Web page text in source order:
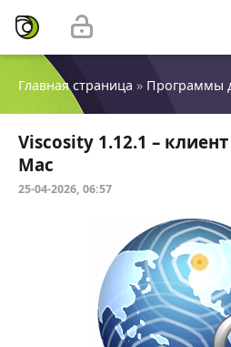
Главная страница » Программы
Viscosity 1.12.1 –
Mac
25-04-2026, 06:57